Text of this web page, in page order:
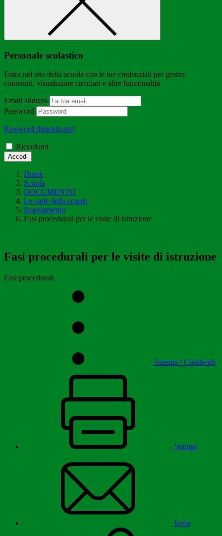
Personale scolastico
Entra nel sito della scuola con le tue credenziali per gestire
contenuti, visualizzare circolari e altre funzionalità.
Email address
Password
Password dimenticata?
Ricordami
Accedi
Home
Scuola
DOCUMENTO
Le carte della scuola
Regolamento
Fasi procedurali per le visite di istruzione
Fasi procedurali per le visite di istruzione
Fasi procedurali
Stampa / Condividi
Stampa
Invia